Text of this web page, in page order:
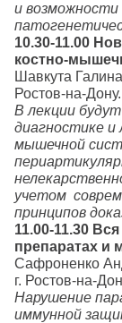
и возможности
10.30-11.00
костно-
Шавкута
Ростов-на-Дону.
В лекции
диагностике и
мышечной
учетом
принципов
11.00-11.30
препаратах и
Сафроненко
г. Ростов-на-
Нарушение
иммунной